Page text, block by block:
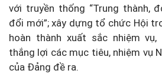
với truyền thống “Trung thành,
đổi mới”; xây dựng tổ chức Hội
hoàn thành xuất sắc nhiệm
thắng lợi các mục tiêu, nhiệm vụ
của Đảng đề ra.